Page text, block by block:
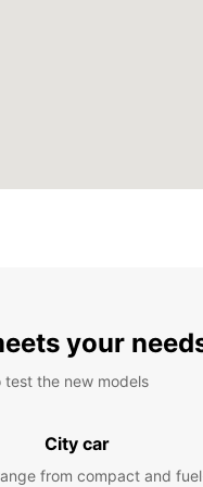
your
the new models
City car
from compact and